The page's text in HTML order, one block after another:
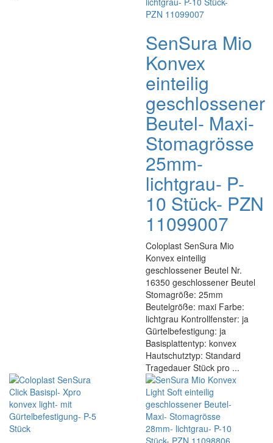
SenSura Mio
Konvex
einteilig
geschlossener
Beutel- Maxi-
Stomagrösse
25mm-
lichtgrau- P-
10 Stück- PZN
11099007
Coloplast SenSura Mio
Konvex einteilig
geschlossener Beutel Nr.
16350 geschlossener Beutel
Stomagröße: 25mm
Beutelgröße: maxi Farbe:
lichtgrau Kontrollfenster: ja
Gürtelbefestigung: ja
Basisplattentyp: konvex
Hautschutztyp: Standard
Tragedauer Stück pro ...